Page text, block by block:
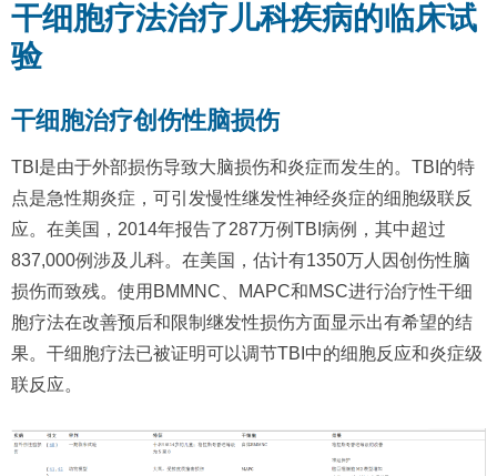
干细胞疗法治疗儿科疾病的临床试
验
干细胞治疗创伤性脑损伤
TBI是由于外部损伤导致大脑损伤和炎症而发生的。TBI的特
点是急性期炎症，可引发慢性继发性神经炎症的细胞级联反
应。在美国，2014年报告了287万例TBI病例，其中超过
837,000例涉及儿科。在美国，估计有1350万人因创伤性脑
损伤而致残。使用BMMNC、MAPC和MSC进行治疗性干细
胞疗法在改善预后和限制继发性损伤方面显示出有希望的结
果。干细胞疗法已被证明可以调节TBI中的细胞反应和炎症级
联反应。